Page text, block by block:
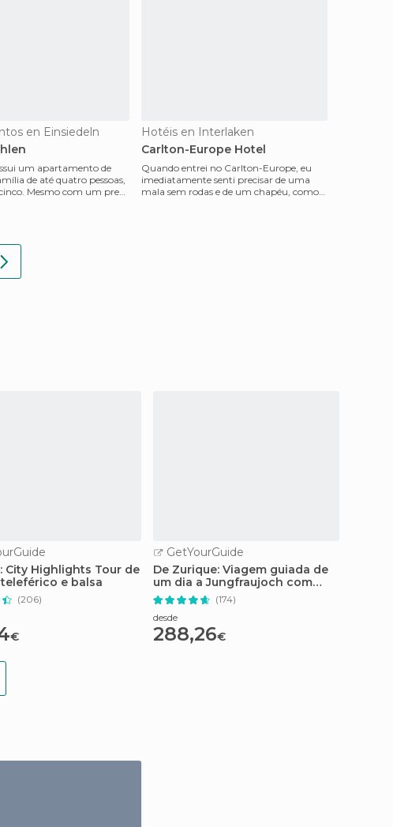
en Einsiedeln
um apartamento de
de até quatro pessoas,
Mesmo com um preço
Hotéis en Interlaken
Carlton-Europe Hotel
Quando entrei no Carlton-Europe, eu
imediatamente senti precisar de uma
mala sem rodas e de um chapéu, como
City Highlights Tour de
e balsa
(206)
€
GetYourGuide
De Zurique: Viagem guiada de
um dia a Jungfraujoch com
passeio de trem
(174)
desde
288,26€